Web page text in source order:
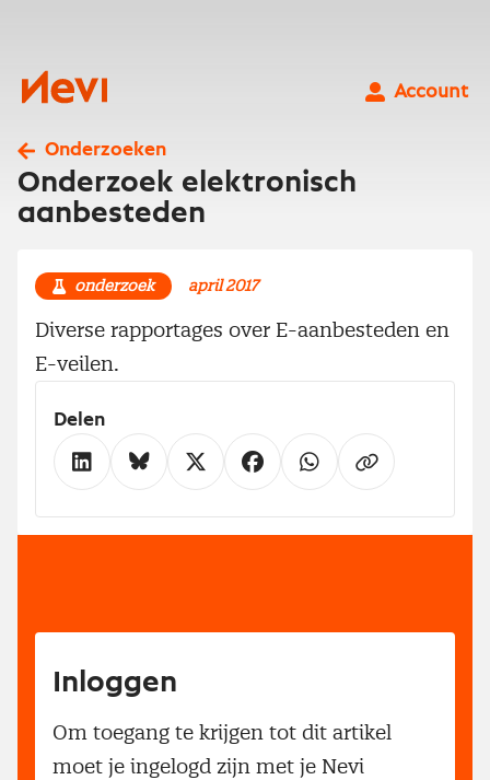
Nevi
Account
Onderzoeken
Onderzoek elektronisch
aanbesteden
onderzoek april 2017
Diverse rapportages over E-aanbesteden en
E-veilen.
Delen
Inloggen
Om toegang te krijgen tot dit artikel
moet je ingelogd zijn met je Nevi